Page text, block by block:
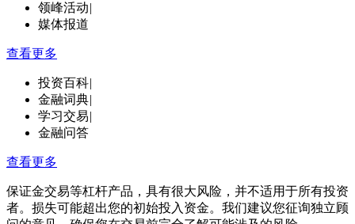
领峰活动|
媒体报道
查看更多
投资百科|
金融词典|
学习交易|
金融问答
查看更多
保证金交易等杠杆产品，具有很大风险，并不适用于所有投资
者。损失可能超出您的初始投入资金。我们建议您征询独立顾